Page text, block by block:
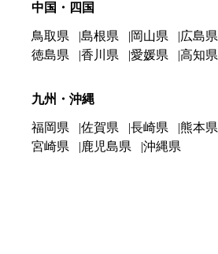
中国・四国
鳥取県 島根県 岡山県 広島県
徳島県
香川県 愛媛県 高知県
九州・沖縄
福岡県 佐賀県 長崎県 熊本県
宮崎県
鹿児島県 沖縄県